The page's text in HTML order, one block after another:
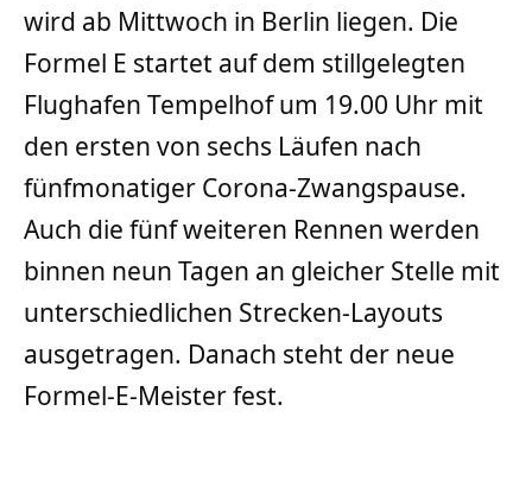
wird ab Mittwoch in Berlin liegen. Die
Formel E startet auf dem stillgelegten
Flughafen Tempelhof um 19.00 Uhr mit
den ersten von sechs Läufen nach
fünfmonatiger Corona-Zwangspause.
Auch die fünf weiteren Rennen werden
binnen neun Tagen an gleicher Stelle mit
unterschiedlichen Strecken-Layouts
ausgetragen. Danach steht der neue
Formel-E-Meister fest.